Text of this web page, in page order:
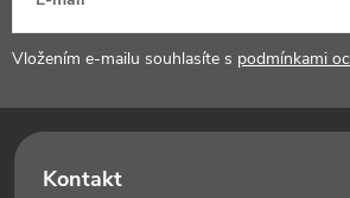
Vložením e-mailu souhlasíte s podmínkami